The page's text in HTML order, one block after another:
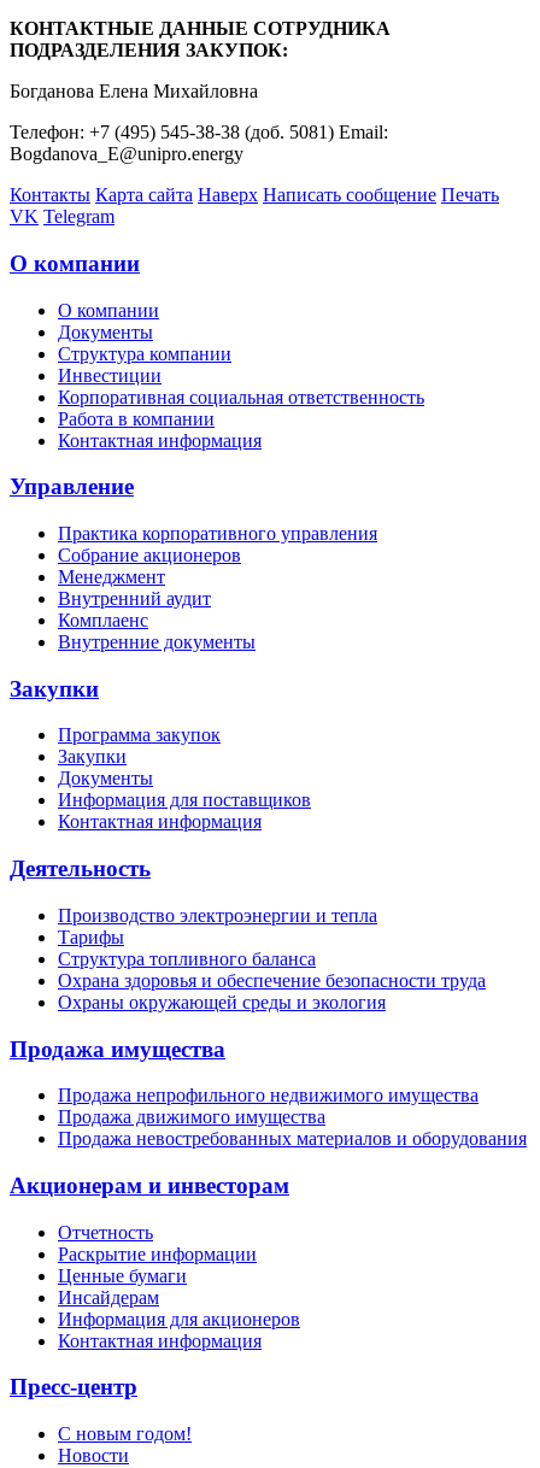
КОНТАКТНЫЕ ДАННЫЕ СОТРУДНИКА
ПОДРАЗДЕЛЕНИЯ ЗАКУПОК:
Богданова Елена Михайловна
Телефон: +7 (495) 545-38-38 (доб. 5081) Email:
Bogdanova_E@unipro.energy
Контакты Карта сайта Наверх Написать сообщение Печать
VK Telegram
О компании
О компании
Документы
Структура компании
Инвестиции
Корпоративная социальная ответственность
Работа в компании
Контактная информация
Управление
Практика корпоративного управления
Собрание акционеров
Менеджмент
Внутренний аудит
Комплаенс
Внутренние документы
Закупки
Программа закупок
Закупки
Документы
Информация для поставщиков
Контактная информация
Деятельность
Производство электроэнергии и тепла
Тарифы
Структура топливного баланса
Охрана здоровья и обеспечение безопасности труда
Охраны окружающей среды и экология
Продажа имущества
Продажа непрофильного недвижимого имущества
Продажа движимого имущества
Продажа невостребованных материалов и оборудования
Акционерам и инвесторам
Отчетность
Раскрытие информации
Ценные бумаги
Инсайдерам
Информация для акционеров
Контактная информация
Пресс-центр
С новым годом!
Новости